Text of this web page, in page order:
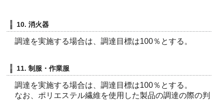
10. 消火器
調達を実施する場合は、調達目標は100％とする。
11. 制服・作業服
調達を実施する場合は、調達目標は100％とする。
なお、ポリエステル繊維を使用した製品の調達の際の判